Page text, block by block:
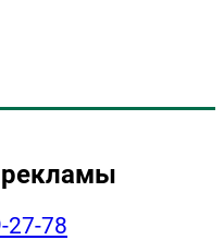
27-78